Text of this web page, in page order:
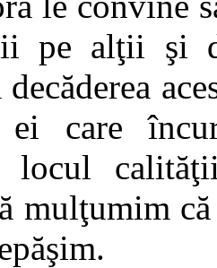
pe alţii şi
care
locul
mulţumim